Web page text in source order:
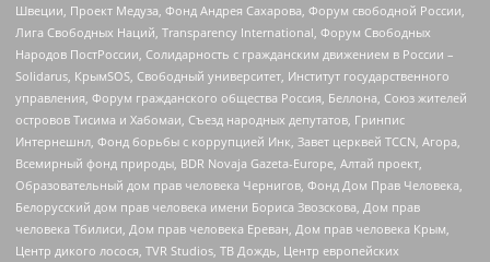
Швеции, Проект Медуза, Фонд Андрея Сахарова, Форум свободной России,
Лига Свободных Наций, Transparеncy International, Форум Свободных
Народов ПостРоссии, Солидарность с гражданским движением в России –
Solidarus, КрымSOS, Свободный университет, Институт государственного
управления, Форум гражданского общества Россия, Беллона, Союз жителей
островов Тисима и Хабомаи, Съезд народных депутатов, Гринпис
Интернешнл, Фонд борьбы с коррупцией Инк, Завет церквей TCCN, Агора,
Всемирный фонд природы, BDR Novaja Gazeta-Europe, Алтай проект,
Образовательный дом прав человека Чернигов, Фонд Дом Прав Человека,
Белорусский дом прав человека имени Бориса Звозскова, Дом прав
человека Тбилиси, Дом прав человека Ереван, Дом прав человека Крым,
Центр дикого лосося, TVR Studios, ТВ Дождь, Центр европейских